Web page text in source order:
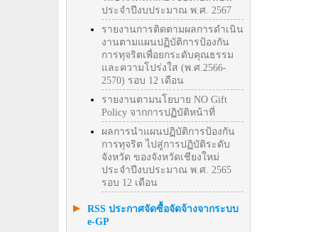
ประจำปีงบประมาณ พ.ศ. 2567
รายงานการติดตามผลการดำเนิน
งานตามแผนปฏิบัติการป้องกัน
การทุจริตเพื่อยกระดับคุณธรรม
และความโปร่งใส (พ.ศ.2566-
2570) รอบ 12 เดือน
รายงานตามนโยบาย NO Gift
Policy จากการปฏิบัติหน้าที่
ผลการนำแผนปฏิบัติการป้องกัน
การทุจริต ไปสู่การปฏิบัติระดับ
จังหวัด ของจังหวัดเชียงใหม่
ประจำปีงบประมาณ พ.ศ. 2565
รอบ 12 เดือน
RSS ประกาศจัดซื้อจัดจ้างจากระบบ
e-GP